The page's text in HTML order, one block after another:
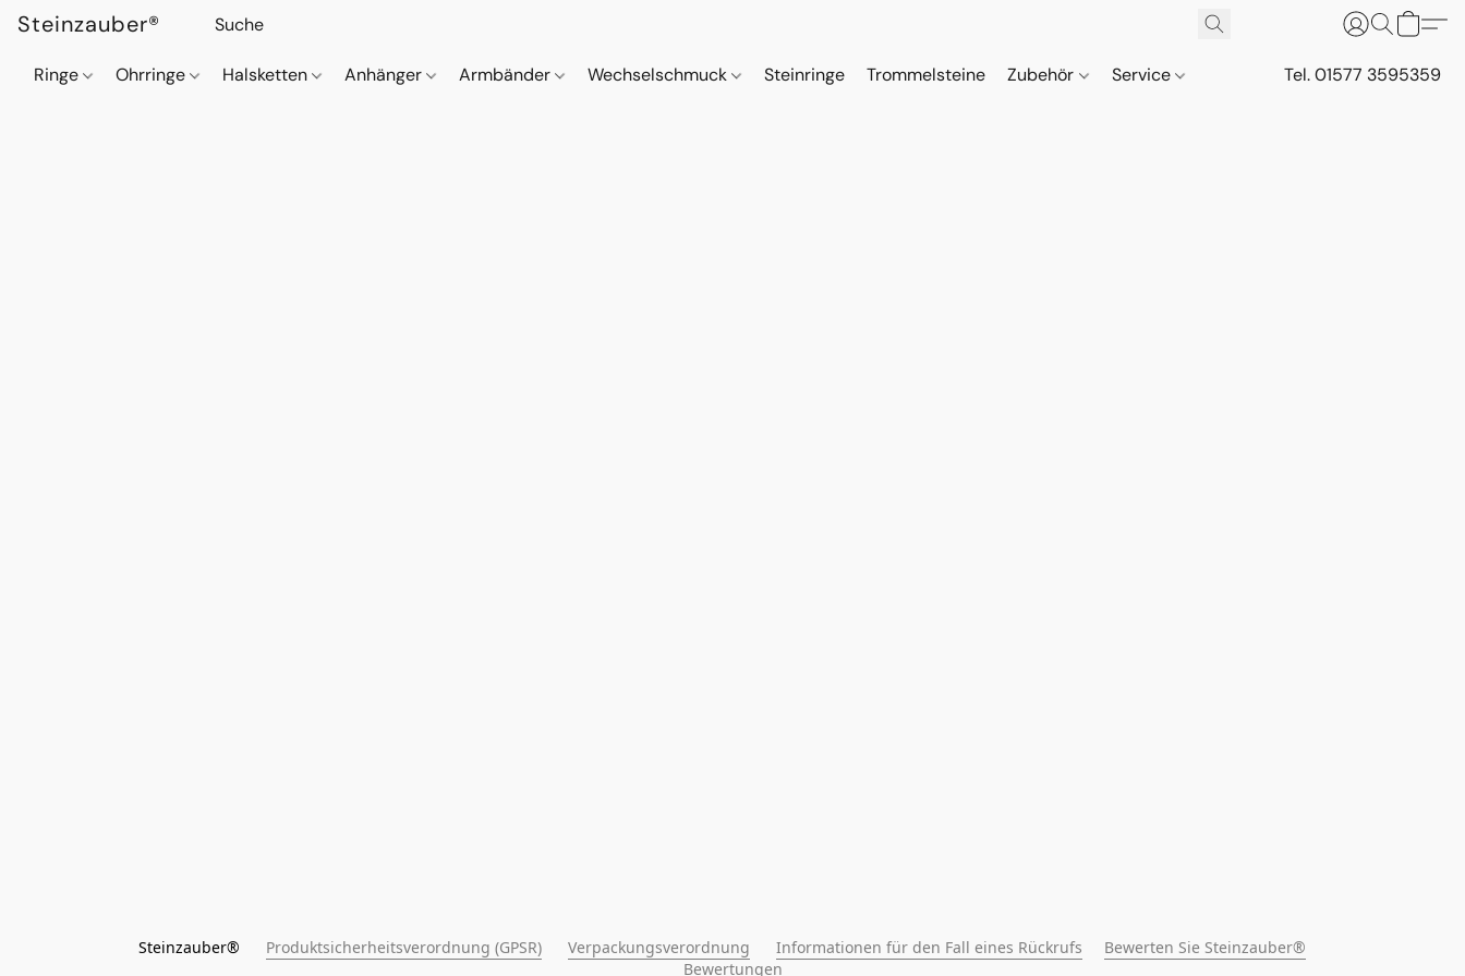
Steinzauber®
Ringe Ohrringe Halsketten Anhänger Armbänder Wechselschmuck Steinringe Trommelsteine Zubehör Service Tel. 01577 3595359
Steinzauber® Produktsicherheitsverordnung (GPSR) Verpackungsverordnung Informationen für den Fall eines Rückrufs
Bewerten Sie Steinzauber®
Bewertungen